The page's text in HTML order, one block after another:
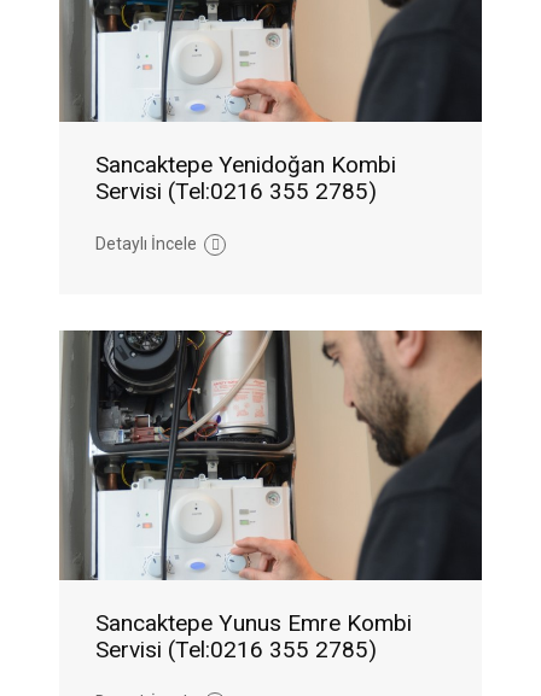
Sancaktepe Yenidoğan Kombi
Servisi (Tel:0216 355 2785)
Detaylı İncele
Sancaktepe Yunus Emre Kombi
Servisi (Tel:0216 355 2785)